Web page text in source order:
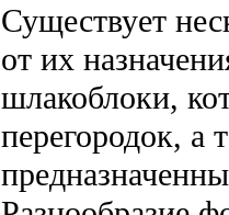
Существует
от их
шлакоблоки,
перегородок, а